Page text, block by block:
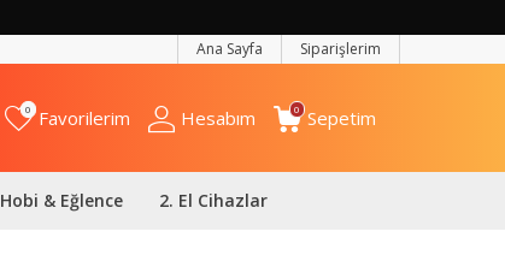
Ana Sayfa Siparişlerim
0 Favorilerim Hesabım 0 Sepetim
Hobi & Eğlence 2. El Cihazlar